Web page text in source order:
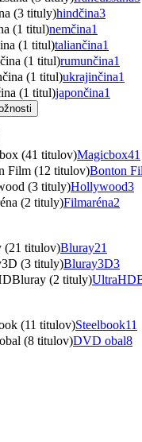
(3 tituly)hindčina3
(1 titul)nemčina1
(1 titul)taliančina1
(1 titul)rumunčina1
(1 titul)ukrajinčina1
(1 titul)japončina1
(41 titulov)Magicbox41
Film (12 titulov)Bonton
(3 tituly)Hollywood3
(2 tituly)Filmaréna2
(21 titulov)Bluray21
(3 tituly)Bluray3D3
(2 tituly)
(11 titulov)Steelbook11
(8 titulov)DVD obal8